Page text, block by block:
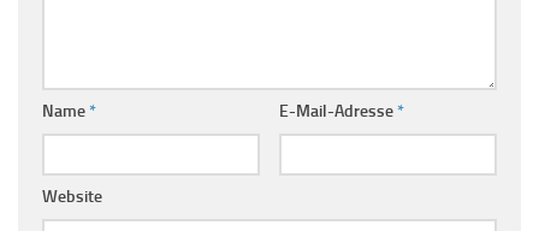
Name* E-Mail-Adresse*
Website